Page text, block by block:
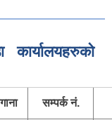
कार्यालयहरुकाे
सम्पर्क नं.